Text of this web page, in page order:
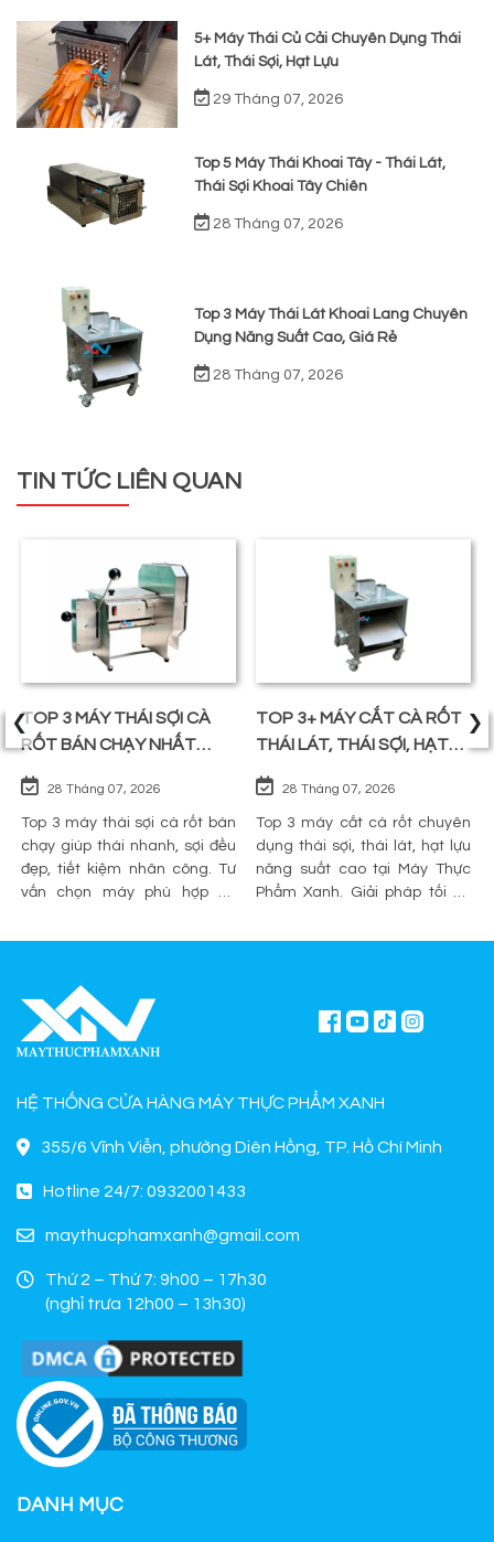
5+ Máy Thái Củ Cải Chuyên Dụng Thái
Lát, Thái Sợi, Hạt Lựu
29 Tháng 07, 2026
Top 5 Máy Thái Khoai Tây - Thái Lát,
Thái Sợi Khoai Tây Chiên
28 Tháng 07, 2026
Top 3 Máy Thái Lát Khoai Lang Chuyên
Dụng Năng Suất Cao, Giá Rẻ
28 Tháng 07, 2026
TIN TỨC LIÊN QUAN
TOP 3 MÁY THÁI SỢI CÀ
RỐT BÁN CHẠY NHẤT
28 Tháng 07, 2026
Top 3 máy thái sợi cà rốt bán
chạy giúp thái nhanh, sợi đều
đẹp, tiết kiệm nhân công. Tư
vấn chọn máy phù hợp và
Phẩm Xanh.
TOP 3+ MÁY CẮT CÀ RỐT
THÁI LÁT, THÁI SỢI, HẠT
28 Tháng 07, 2026
Top 3 máy cắt cà rốt chuyên
dụng thái sợi, thái lát, hạt lựu
năng suất cao tại Máy Thực
Phẩm Xanh. Giải pháp tối ưu
nghiệp.
‹ ›
HỆ THỐNG CỬA HÀNG MÁY THỰC PHẨM XANH
355/6 Vĩnh Viễn, phường Diên Hồng, TP. Hồ Chí Minh
Hotline 24/7: 0932001433
maythucphamxanh@gmail.com
Thứ 2 – Thứ 7: 9h00 – 17h30
(nghỉ trưa 12h00 – 13h30)
DANH MỤC